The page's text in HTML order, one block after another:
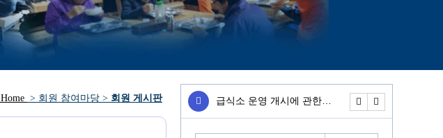
Home > 회원 참여마당 > 회원 게시판
방문인사. 급식소 운영 개시에 관한… 무료급식소 운영